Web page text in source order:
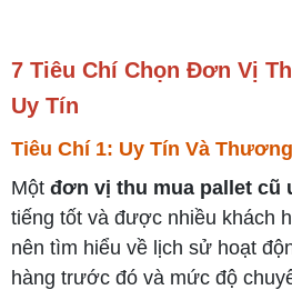
7 Tiêu Chí Chọn Đơn Vị
Uy Tín
Tiêu Chí 1: Uy Tín Và
Một đơn vị thu mua pallet cũ
tiếng tốt và được nhiều khách
nên tìm hiểu về lịch sử hoạt
hàng trước đó và mức độ